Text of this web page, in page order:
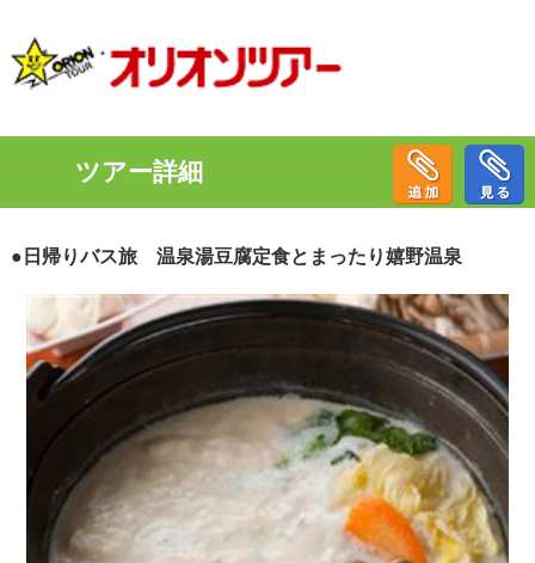
ツアー詳細
●日帰りバス旅 温泉湯豆腐定食とまったり嬉野温泉